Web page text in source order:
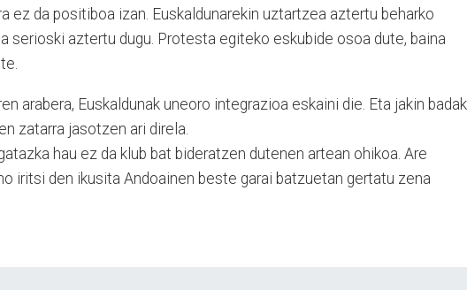
ez da positiboa izan. Euskaldunarekin uztartzea aztertu beharko
serioski aztertu dugu. Protesta egiteko eskubide osoa dute, baina
arabera, Euskaldunak uneoro integrazioa eskaini die. Eta jakin
zatarra jasotzen ari direla.
hau ez da klub bat bideratzen dutenen artean ohikoa. Are
iritsi den ikusita Andoainen beste garai batzuetan gertatu zena